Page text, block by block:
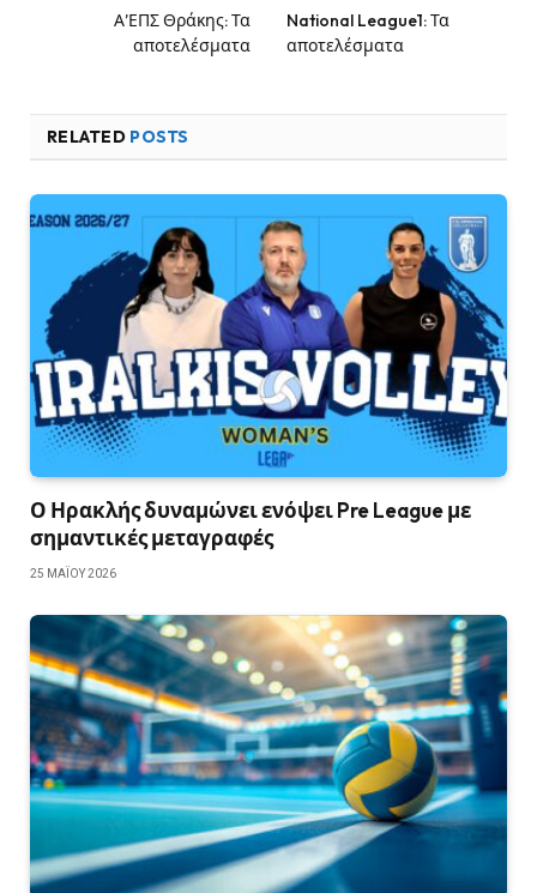
Α’ΕΠΣ Θράκης: Τα
αποτελέσματα
National League1: Τα
αποτελέσματα
RELATED POSTS
Ο Ηρακλής δυναμώνει ενόψει Pre League με
σημαντικές μεταγραφές
25 ΜΑΪ́ΟΥ 2026